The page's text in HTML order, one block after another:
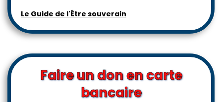
Le Guide de l'Être souverain
Faire un don en carte
bancaire